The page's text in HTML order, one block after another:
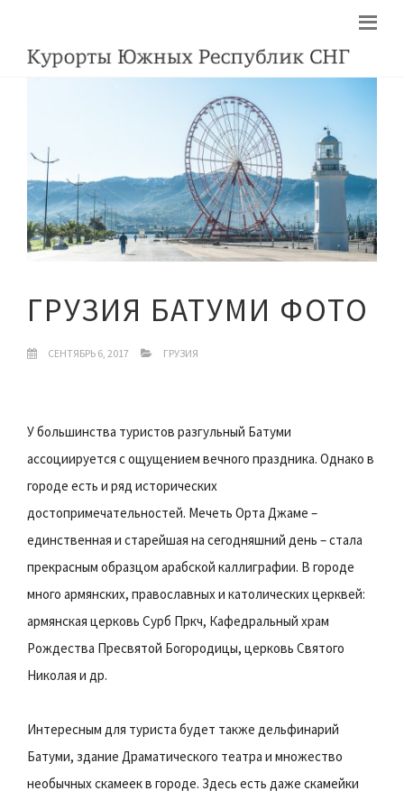
ГРУЗИЯ БАТУМИ ФОТО
СЕНТЯБРЬ 6, 2017 ГРУЗИЯ
У большинства туристов разгульный Батуми
ассоциируется с ощущением вечного праздника. Однако в
городе есть и ряд исторических
достопримечательностей. Мечеть Орта Джаме –
единственная и старейшая на сегодняшний день – стала
прекрасным образцом арабской каллиграфии. В городе
много армянских, православных и католических церквей:
армянская церковь Сурб Пркч, Кафедральный храм
Рождества Пресвятой Богородицы, церковь Святого
Николая и др.
Интересным для туриста будет также дельфинарий
Батуми, здание Драматического театра и множество
необычных скамеек в городе. Здесь есть даже скамейки